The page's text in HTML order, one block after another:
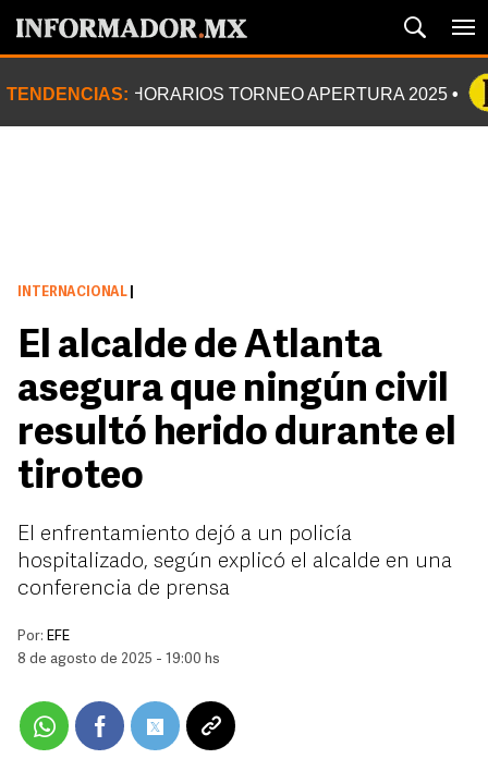
TENDENCIAS: HORARIOS TORNEO APERTURA 2025
INTERNACIONAL
El alcalde de Atlanta
asegura que ningún civil
resultó herido durante el
tiroteo
El enfrentamiento dejó a un policía
hospitalizado, según explicó el alcalde en una
conferencia de prensa
Por: EFE
8 de agosto de 2025 - 19:00 hs